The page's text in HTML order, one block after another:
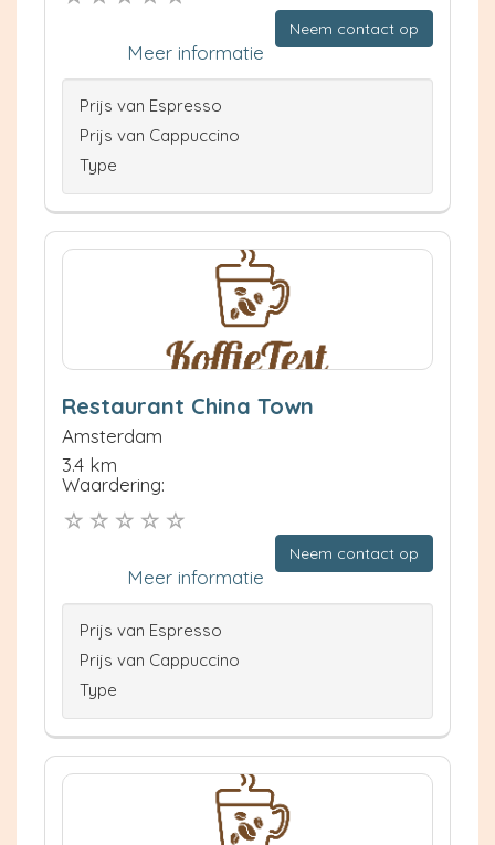
Neem contact op
Meer informatie
Prijs van Espresso
Prijs van Cappuccino
Type
Restaurant China Town
Amsterdam
3.4 km
Waardering:
Neem contact op
Meer informatie
Prijs van Espresso
Prijs van Cappuccino
Type